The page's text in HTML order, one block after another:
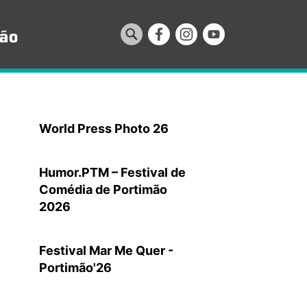
World Press Photo 26
Humor.PTM – Festival de
Comédia de Portimão
2026
Festival Mar Me Quer -
Portimão'26